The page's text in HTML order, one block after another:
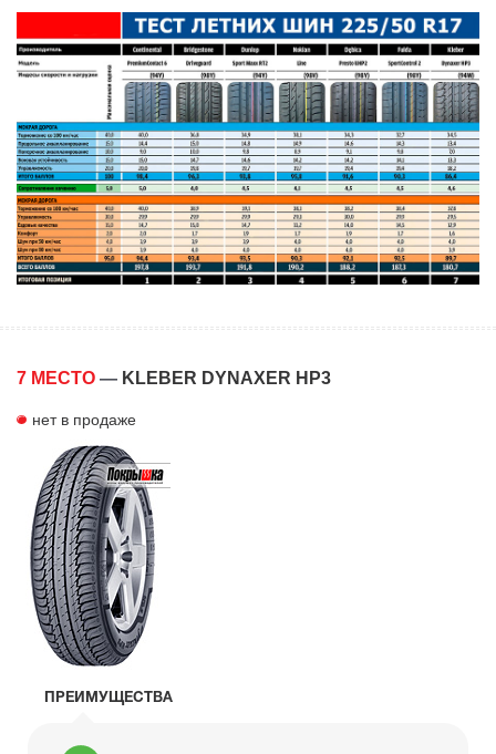
7 МЕСТО — KLEBER DYNAXER HP3
нет в продаже
ПРЕИМУЩЕСТВА